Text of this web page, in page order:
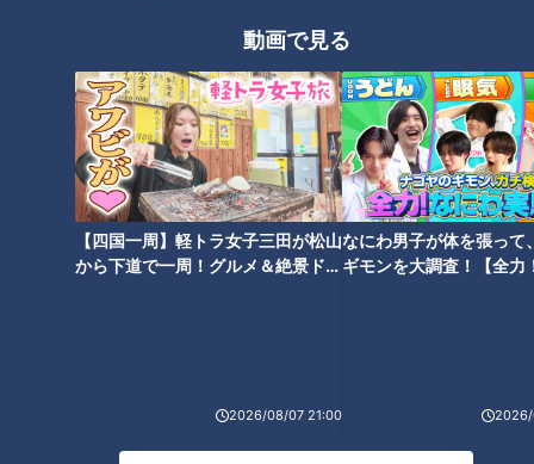
動画で見る
【四国一周】軽トラ女子三田が松山
から下道で一周！グルメ＆絶景ドラ
2026/08/07 21:00
なにわ男子が体を張って
ギモンを大調査！【全力
2026/
障害があっても“みんなと一緒
に”教室へ…寝たきり少女と友達
の学校生活
学校に行きたくない君へ…「自
分を責めなくていい」元不登校
漫画家が送るメッセージ
内のフリースクール CBCドキ